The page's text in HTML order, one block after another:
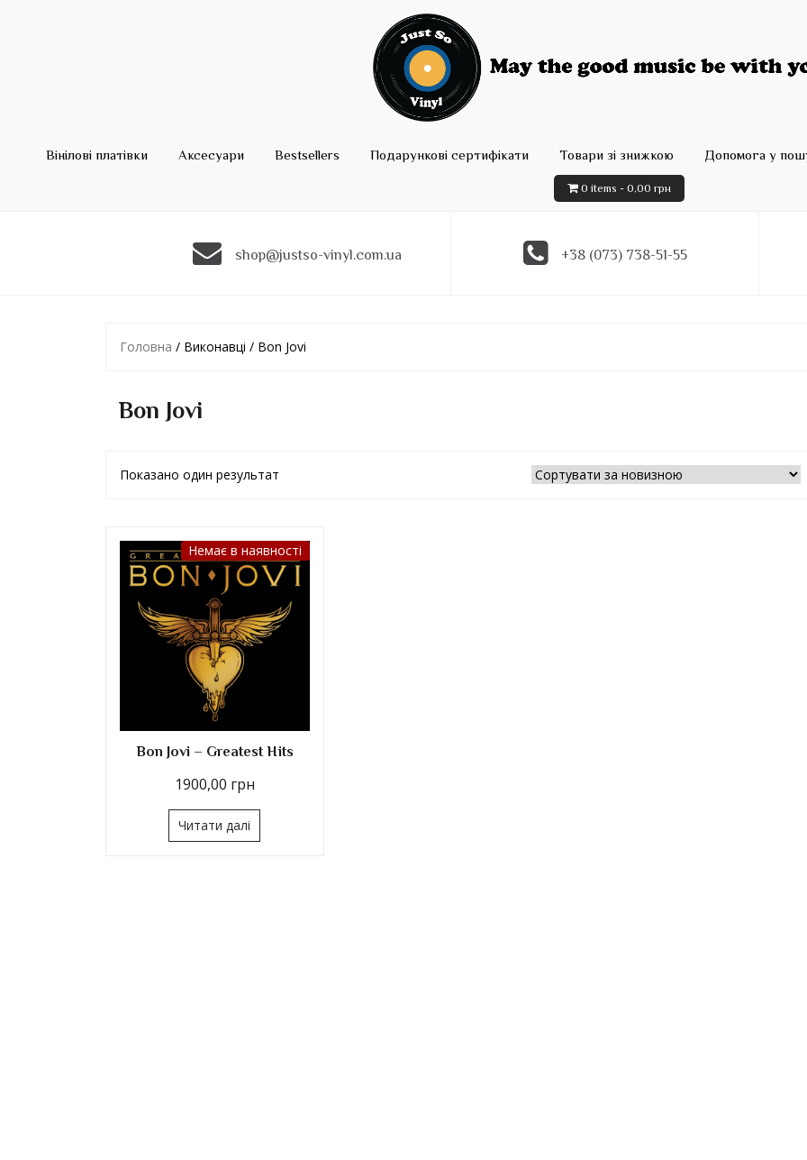
Вінілові платівки Аксесуари Bestsellers Подарункові сертифікати Товари зі знижкою Допомога у
0 items - 0,00 грн
shop@justso-vinyl.com.ua +38 (073) 738-51-55
Головна / Виконавці / Bon Jovi
Bon Jovi
Показано один результат
Немає в наявності
Bon Jovi – Greatest Hits
1900,00 грн
Читати далі